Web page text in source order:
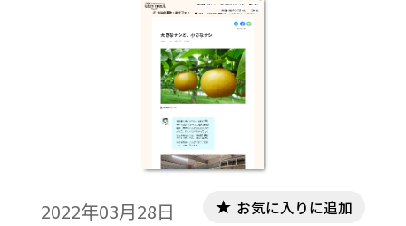
2022年03月28日 お気に入りに追加